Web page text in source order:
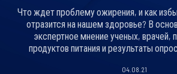
Что ждет проблему ожирения, и как
отразится на нашем здоровье? В
экспертное мнение ученых, врачей,
продуктов питания и результаты
04.08.21